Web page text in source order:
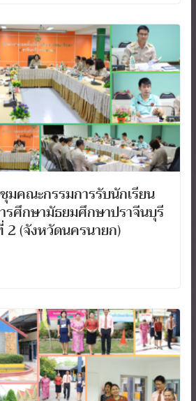
มคณะกรรมการรับนักเรียน
รศึกษามัธยมศึกษาปราจีนบุรี
2 (จังหวัดนครนายก)